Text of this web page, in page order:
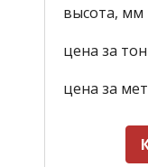
высота, мм
цена за
цена за